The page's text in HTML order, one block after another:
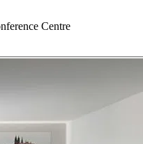
Centre